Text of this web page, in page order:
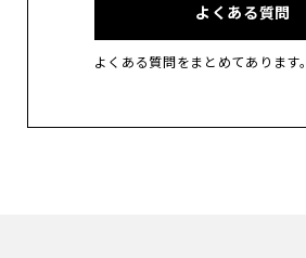
よくある質問
よくある質問をまとめてあります。